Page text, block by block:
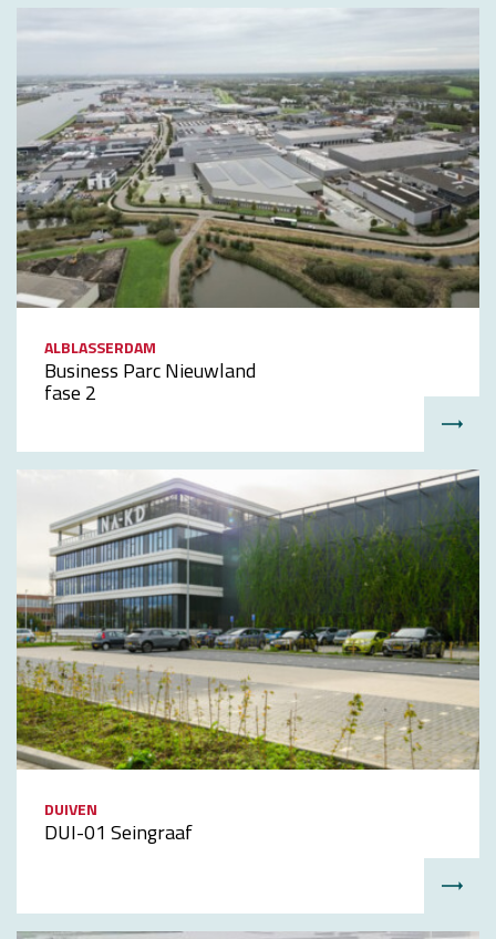
ALBLASSERDAM
Business Parc Nieuwland
fase 2
DUIVEN
DUI-01 Seingraaf